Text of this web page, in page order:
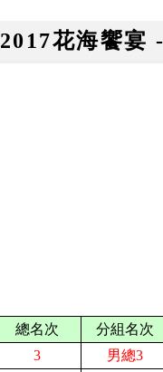
2017花海饗宴
總名次 分組名次
3 男總3